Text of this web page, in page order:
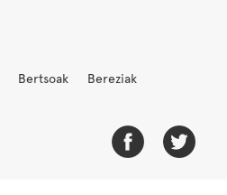
Bertsoak
Bereziak